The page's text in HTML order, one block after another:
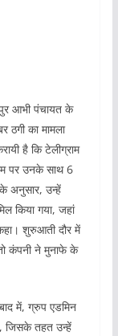
आभी पंचायत के
ठगी का मामला
है कि टेलीग्राम
पर उनके साथ 6
अनुसार, उन्हें
किया गया, जहां
शुरुआती दौर में
कंपनी ने मुनाफे के
में, ग्रुप एडमिन
जिसके तहत उन्हें